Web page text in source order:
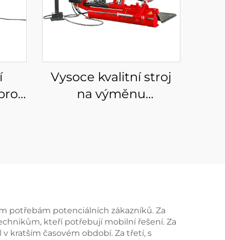
Vysoce kvalitní stroj
na výměnu
potřebám potenciálních zákazníků. Za
kteří potřebují mobilní řešení. Za
kratším časovém období. Za třetí, s